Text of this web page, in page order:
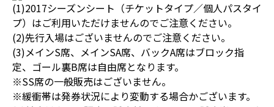
(1)2017シーズンシート（チケットタイプ／個人パスタイ
プ）はご利用いただけませんのでご注意ください。
(2)先行入場はございませんのでご注意ください。
(3)メインS席、メインSA席、バックA席はブロック指
定、ゴール裏B席は自由席となります。
※SS席の一般販売はございません。
※緩衝帯は発券状況により変動する場合かございます。